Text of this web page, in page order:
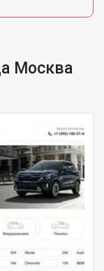
Москва